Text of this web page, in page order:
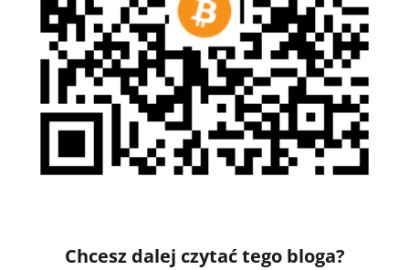
Chcesz dalej czytać tego bloga?